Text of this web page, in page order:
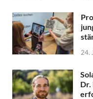
24.
Dr.